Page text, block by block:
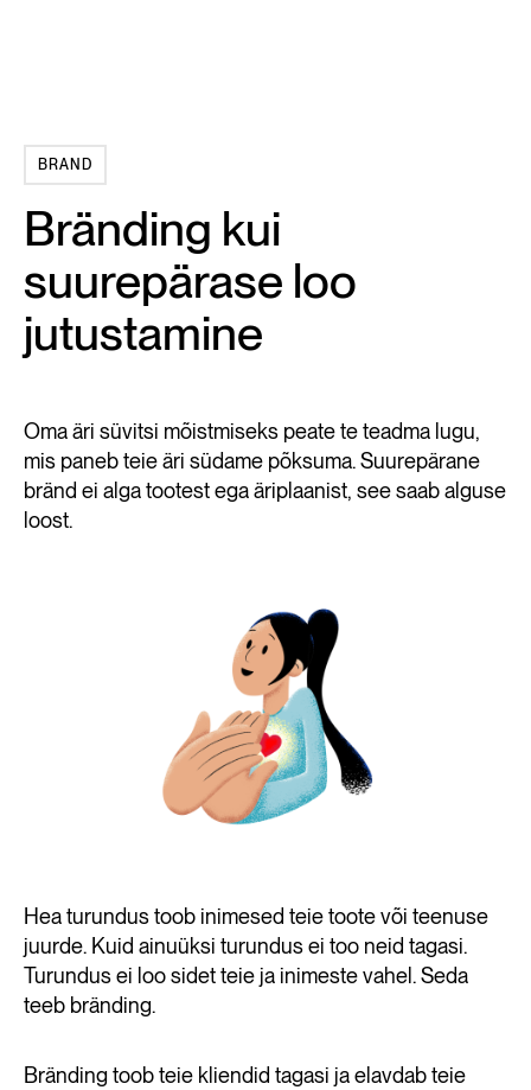
BRAND
Bränding kui
suurepärase loo
jutustamine
Oma äri süvitsi mõistmiseks peate te teadma lugu,
mis paneb teie äri südame põksuma. Suurepärane
bränd ei alga tootest ega äriplaanist, see saab alguse
loost.
Hea turundus toob inimesed teie toote või teenuse
juurde. Kuid ainuüksi turundus ei too neid tagasi.
Turundus ei loo sidet teie ja inimeste vahel. Seda
teeb bränding.
Bränding toob teie kliendid tagasi ja elavdab teie